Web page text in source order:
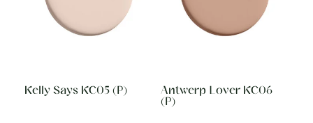
Kelly Says KC05 (P)
Antwerp Lover KC06
(P)